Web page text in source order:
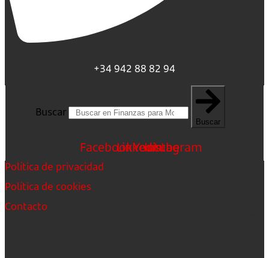
+34 942 88 82 94
Buscar
Buscar
FacebookLinkedin
Youtube
Instagram
Política de privacidad
Política de cookies
Contacto